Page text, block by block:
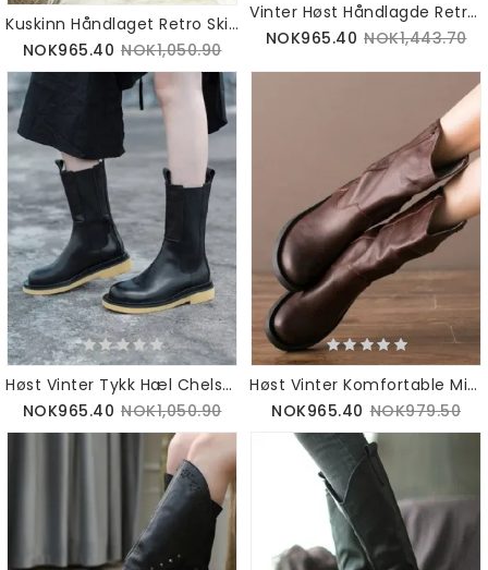
Kuskinn Håndlaget Retro Skinn Lange Støvler Vinter
NOK965.40 NOK1,050.90
Vinter Høst Håndlagde Retro Leather Travel Lange Støvler
NOK965.40 NOK1,443.70
Høst Vinter Tykk Hæl Chelsea Lange Støvler
NOK965.40 NOK1,050.90
Høst Vinter Komfortable Mid-tube Lange Støvler For Kvinner
NOK965.40 NOK979.50